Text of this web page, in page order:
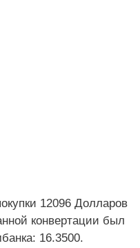
12096 Долларов
конвертации был
16.3500.